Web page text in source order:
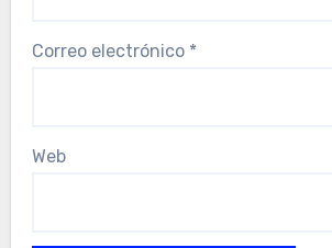
Correo electrónico *
Web